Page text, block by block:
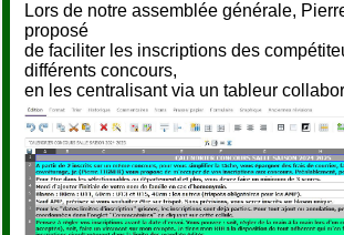
Lors de notre assemblée générale,
proposé
de faciliter les inscriptions des
différents concours,
en les centralisant via un tableur